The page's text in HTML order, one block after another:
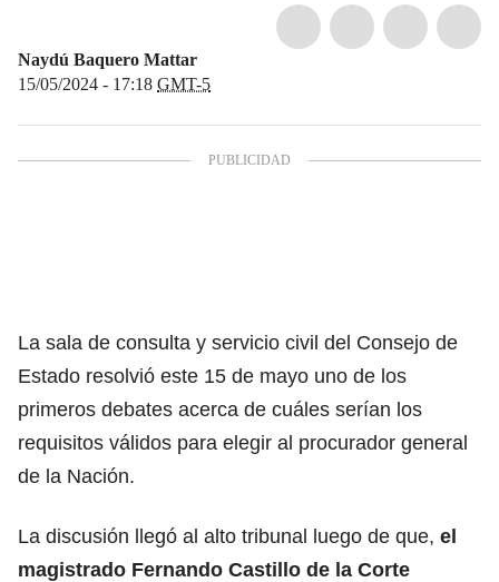
Naydú Baquero Mattar
15/05/2024 - 17:18 GMT-5
La sala de consulta y servicio civil del Consejo de
Estado resolvió este 15 de mayo uno de los
primeros debates acerca de cuáles serían los
requisitos válidos para elegir al procurador general
de la Nación.
La discusión llegó al alto tribunal luego de que, el
magistrado Fernando Castillo de la Corte